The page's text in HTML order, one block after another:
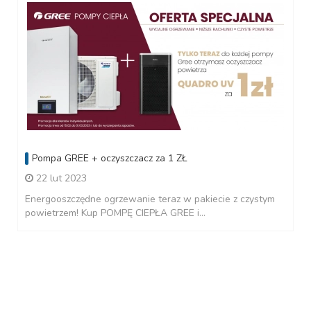
Pompa GREE + oczyszczacz za 1 ZŁ
22 lut 2023
Energooszczędne ogrzewanie teraz w pakiecie z czystym
powietrzem! Kup POMPĘ CIEPŁA GREE i...